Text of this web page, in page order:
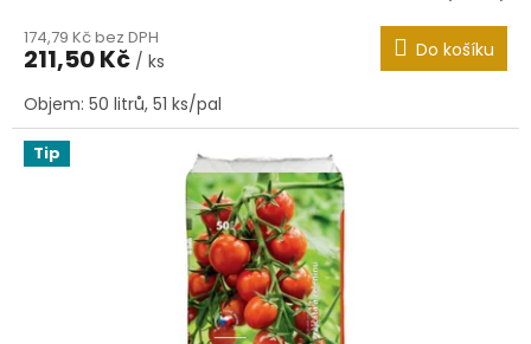
174,79 Kč bez DPH
211,50 Kč / ks Do košíku
Objem: 50 litrů, 51 ks/pal
Tip